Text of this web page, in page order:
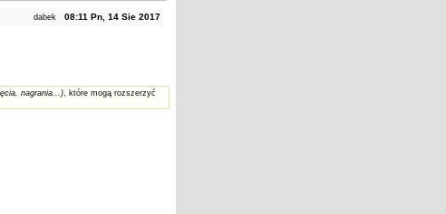
dabek 08:11 Pn, 14 Sie 2017
nagrania...), które mogą rozszerzyć